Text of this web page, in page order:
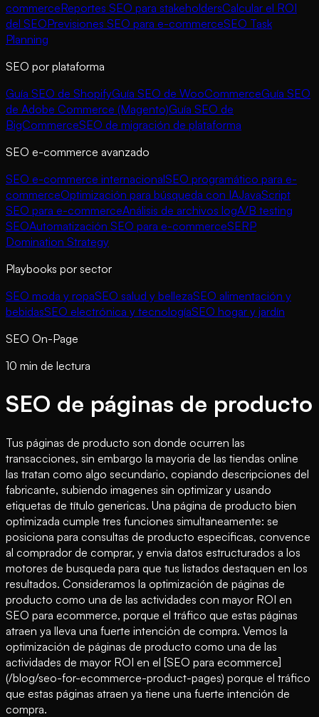
commerceReportes SEO para stakeholdersCalcular el ROI
del SEOPrevisiones SEO para e-commerceSEO Task
Planning
SEO por plataforma
Guía SEO de ShopifyGuía SEO de WooCommerceGuía SEO
de Adobe Commerce (Magento)Guía SEO de
BigCommerceSEO de migración de plataforma
SEO e-commerce avanzado
SEO e-commerce internacionalSEO programático para e-
commerceOptimización para búsqueda con IAJavaScript
SEO para e-commerceAnálisis de archivos logA/B testing
SEOAutomatización SEO para e-commerceSERP
Domination Strategy
Playbooks por sector
SEO moda y ropaSEO salud y bellezaSEO alimentación y
bebidasSEO electrónica y tecnologíaSEO hogar y jardín
SEO On-Page
10 min de lectura
SEO de páginas de producto
Tus páginas de producto son donde ocurren las
transacciones, sin embargo la mayoria de las tiendas online
las tratan como algo secundario, copiando descripciones del
fabricante, subiendo imagenes sin optimizar y usando
etiquetas de título genericas. Una página de producto bien
optimizada cumple tres funciones simultaneamente: se
posiciona para consultas de producto especificas, convence
al comprador de comprar, y envia datos estructurados a los
motores de busqueda para que tus listados destaquen en los
resultados. Consideramos la optimización de páginas de
producto como una de las actividades con mayor ROI en
SEO para ecommerce, porque el tráfico que estas páginas
atraen ya lleva una fuerte intención de compra. Vemos la
optimización de páginas de producto como una de las
actividades de mayor ROI en el [SEO para ecommerce]
(/blog/seo-for-ecommerce-product-pages) porque el tráfico
que estas páginas atraen ya tiene una fuerte intención de
compra.